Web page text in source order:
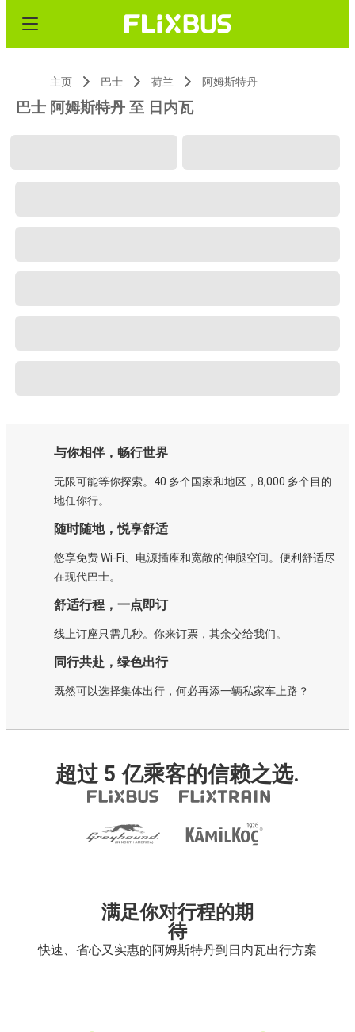
主页 巴士 荷兰 阿姆斯特丹
巴士 阿姆斯特丹 至 日内瓦
与你相伴，畅行世界
无限可能等你探索。40 多个国家和地区，8,000 多个目的
地任你行。
随时随地，悦享舒适
悠享免费 Wi-Fi、电源插座和宽敞的伸腿空间。便利舒适尽
在现代巴士。
舒适行程，一点即订
线上订座只需几秒。你来订票，其余交给我们。
同行共赴，绿色出行
既然可以选择集体出行，何必再添一辆私家车上路？
超过 5 亿乘客的信赖之选.
满足你对行程的期
待
快速、省心又实惠的阿姆斯特丹到日内瓦出行方案